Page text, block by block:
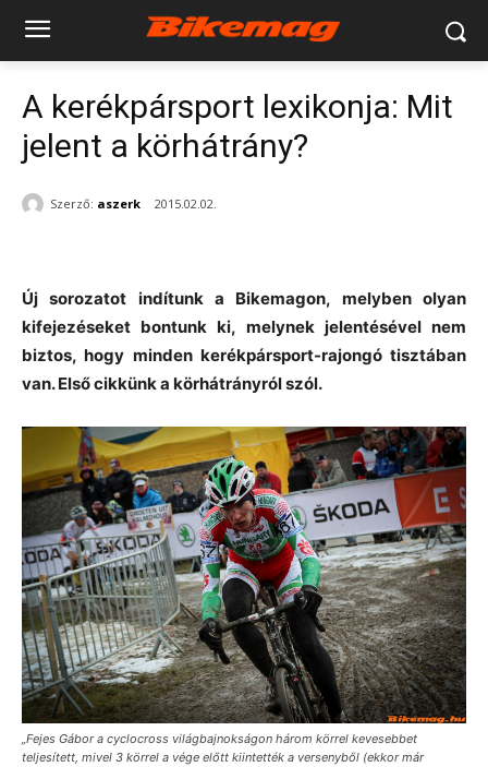
A kerékpársport lexikonja: Mit
jelent a körhátrány?
Szerző: aszerk 2015.02.02.
Új sorozatot indítunk a Bikemagon, melyben olyan
kifejezéseket bontunk ki, melynek jelentésével nem
biztos, hogy minden kerékpársport-rajongó tisztában
van. Első cikkünk a körhátrányról szól.
„Fejes Gábor a cyclocross világbajnokságon három körrel kevesebbet
teljesített, mivel 3 körrel a vége előtt kiintették a versenyből (ekkor már